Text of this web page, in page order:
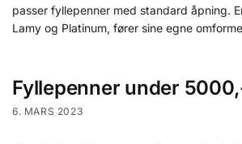
passer fyllepenner med standard åpning.
Lamy og Platinum, fører sine egne
Fyllepenner under
6. MARS 2023